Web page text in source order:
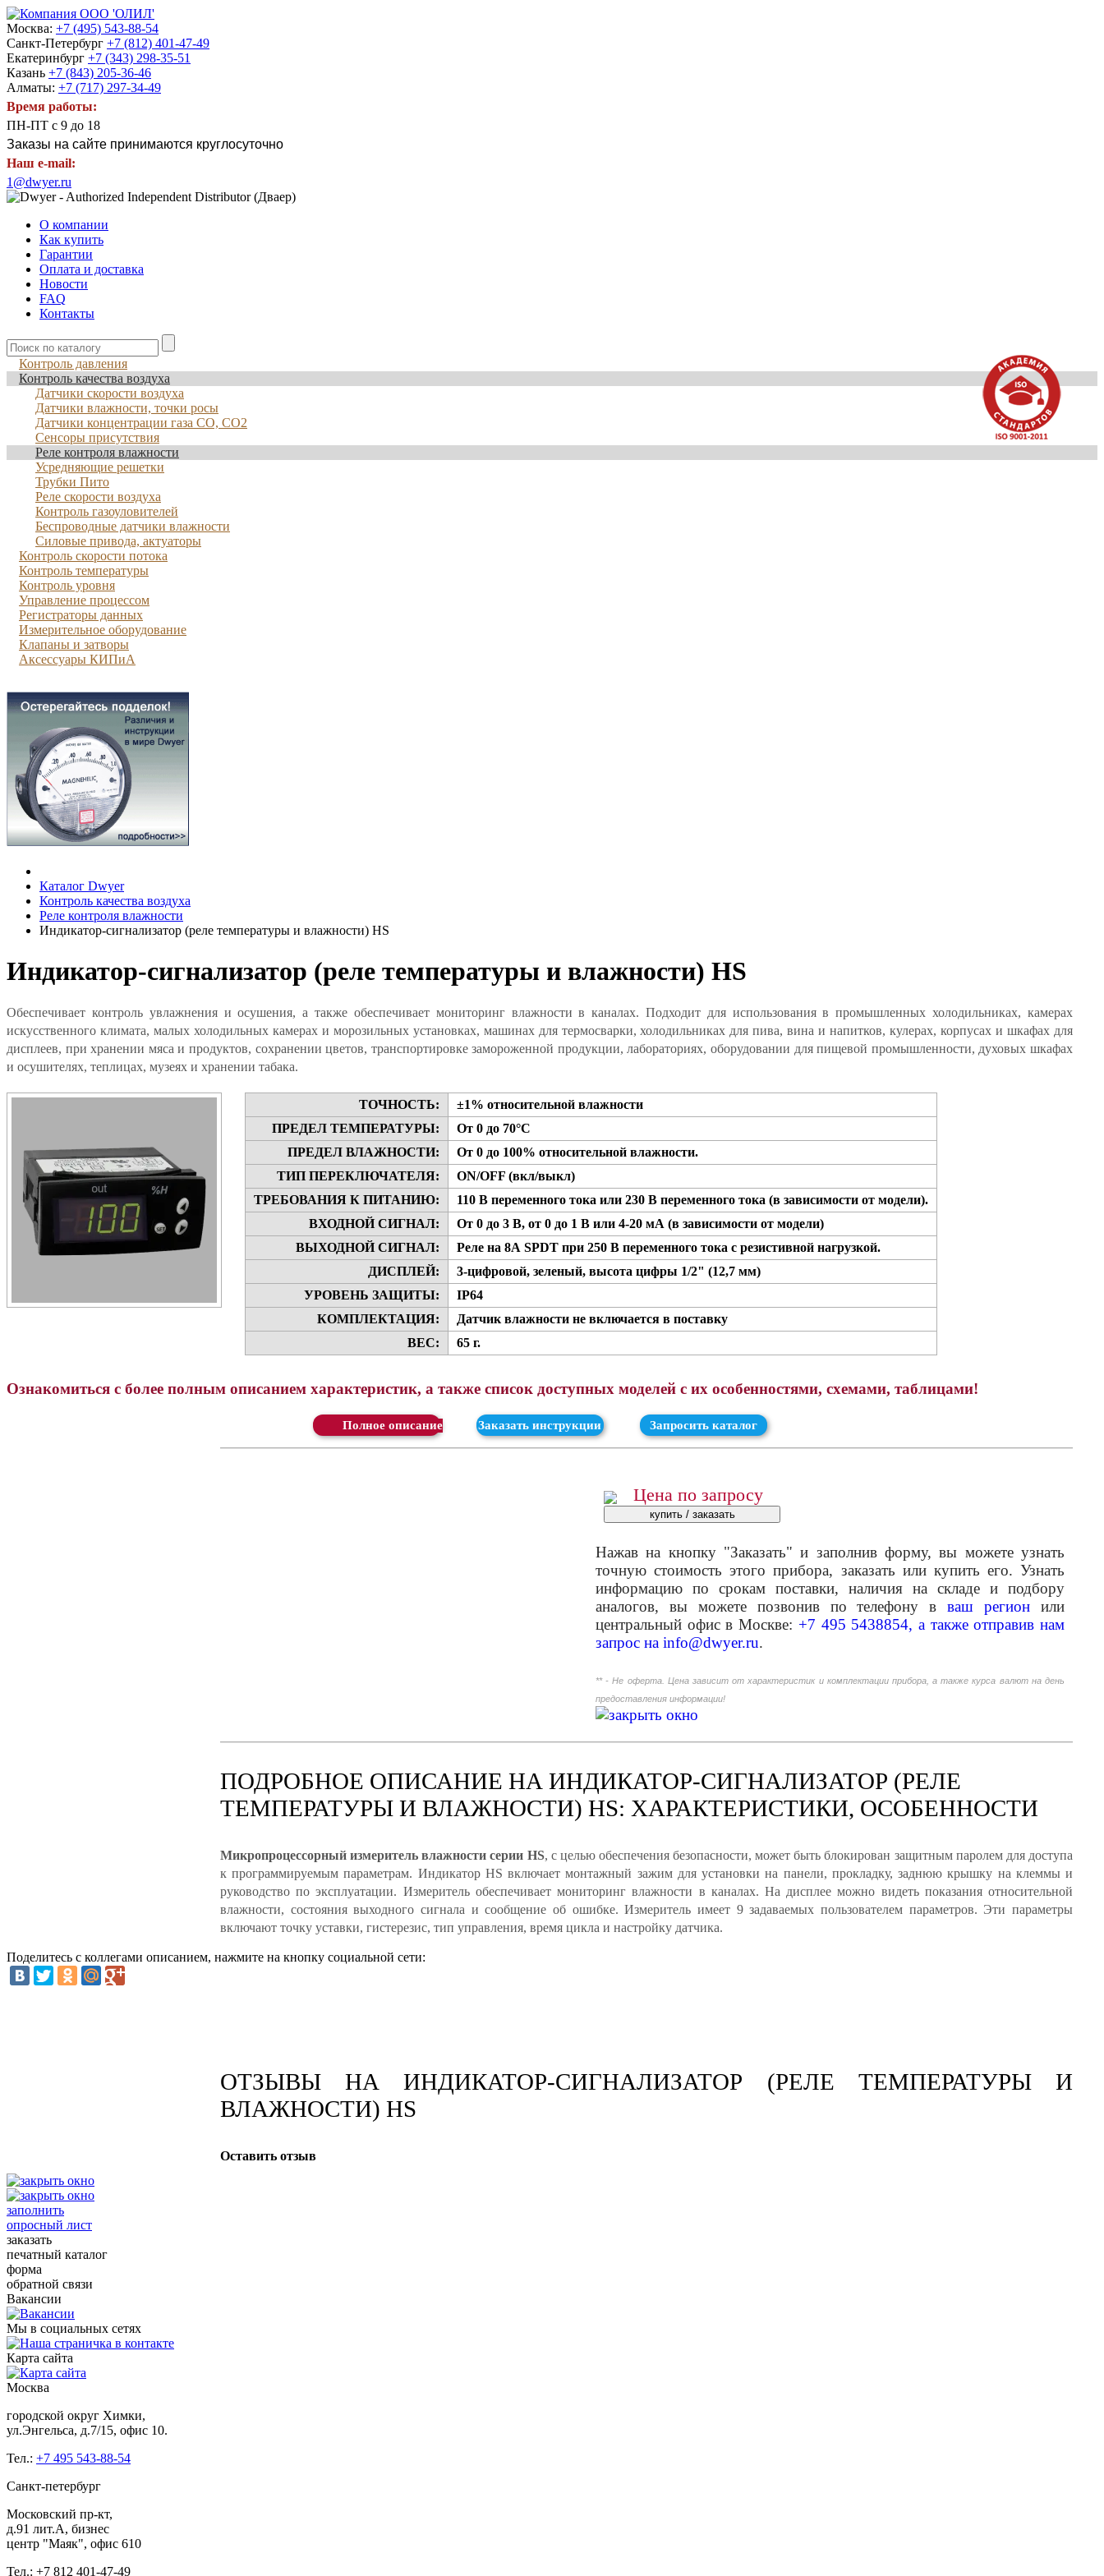
Москва: +7 (495) 543-88-54
Санкт-Петербург +7 (812) 401-47-49
Екатеринбург +7 (343) 298-35-51
Казань +7 (843) 205-36-46
Алматы: +7 (717) 297-34-49
Время работы:
ПН-ПТ с 9 до 18
Заказы на сайте принимаются круглосуточно
Наш e-mail:
1@dwyer.ru
О компании
Как купить
Гарантии
Оплата и доставка
Новости
FAQ
Контакты
Контроль давления
Контроль качества воздуха
Датчики скорости воздуха
Датчики влажности, точки росы
Датчики концентрации газа CO, CO2
Сенсоры присутствия
Реле контроля влажности
Усредняющие решетки
Трубки Пито
Реле скорости воздуха
Контроль газоуловителей
Беспроводные датчики влажности
Силовые привода, актуаторы
Контроль скорости потока
Контроль температуры
Контроль уровня
Управление процессом
Регистраторы данных
Измерительное оборудование
Клапаны и затворы
Аксессуары КИПиА
Каталог Dwyer
Контроль качества воздуха
Реле контроля влажности
Индикатор-сигнализатор (реле температуры и влажности) HS
Индикатор-сигнализатор (реле температуры и влажности) HS
Обеспечивает контроль увлажнения и осушения, а также обеспечивает мониторинг влажности в каналах. Подходит для использования в промышленных холодильниках, камерах
искусственного климата, малых холодильных камерах и морозильных установках, машинах для термосварки, холодильниках для пива, вина и напитков, кулерах, корпусах и шкафах для
дисплеев, при хранении мяса и продуктов, сохранении цветов, транспортировке замороженной продукции, лабораториях, оборудовании для пищевой промышленности, духовых шкафах
и осушителях, теплицах, музеях и хранении табака.
ТОЧНОСТЬ:
±1% относительной влажности
ПРЕДЕЛ ТЕМПЕРАТУРЫ:
От 0 до 70°С
ПРЕДЕЛ ВЛАЖНОСТИ:
От 0 до 100% относительной влажности.
ТИП ПЕРЕКЛЮЧАТЕЛЯ:
ON/OFF (вкл/выкл)
ТРЕБОВАНИЯ К ПИТАНИЮ:
110 В переменного тока или 230 В переменного тока (в зависимости от модели).
ВХОДНОЙ СИГНАЛ:
От 0 до 3 В, от 0 до 1 В или 4-20 мА (в зависимости от модели)
ВЫХОДНОЙ СИГНАЛ:
Реле на 8А SPDT при 250 В переменного тока с резистивной нагрузкой.
ДИСПЛЕЙ:
3-цифровой, зеленый, высота цифры 1/2" (12,7 мм)
УРОВЕНЬ ЗАЩИТЫ:
IP64
КОМПЛЕКТАЦИЯ:
Датчик влажности не включается в поставку
ВЕС:
65 г.
Ознакомиться с более полным описанием характеристик, а также список доступных моделей с их особенностями, схемами, таблицами!
Скачать Заказать инструкции Запросить каталог
Цена по запросу
Нажав на кнопку "Заказать" и заполнив форму, вы можете узнать
точную стоимость этого прибора, заказать или купить его. Узнать
информацию по срокам поставки, наличия на складе и подбору
аналогов, вы можете позвонив по телефону вваш регион или
центральный офис в Москве: +7 495 5438854, а также отправив нам
запрос наinfo@dwyer.ru.
** - Не оферта. Цена зависит от характеристик и комплектации прибора, а также курса валют на день
предоставления информации!
ПОДРОБНОЕ ОПИСАНИЕ НА ИНДИКАТОР-СИГНАЛИЗАТОР (РЕЛЕ
ТЕМПЕРАТУРЫ И ВЛАЖНОСТИ) HS: ХАРАКТЕРИСТИКИ, ОСОБЕННОСТИ
Микропроцессорный измеритель влажности серии HS, с целью обеспечения безопасности, может быть блокирован защитным паролем для доступа
к программируемым параметрам. Индикатор HS включает монтажный зажим для установки на панели, прокладку, заднюю крышку на клеммы и
руководство по эксплуатации. Измеритель обеспечивает мониторинг влажности в каналах. На дисплее можно видеть показания относительной
влажности, состояния выходного сигнала и сообщение об ошибке. Измеритель имеет 9 задаваемых пользователем параметров. Эти параметры
включают точку уставки, гистерезис, тип управления, время цикла и настройку датчика.
Поделитесь с коллегами описанием, нажмите на кнопку социальной сети:
ОТЗЫВЫ НА ИНДИКАТОР-СИГНАЛИЗАТОР (РЕЛЕ ТЕМПЕРАТУРЫ И
ВЛАЖНОСТИ) HS
Оставить отзыв
заполнить
опросный лист
заказать
печатный каталог
форма
обратной связи
Вакансии
Мы в социальных сетях
Карта сайта
Москва
городской округ Химки,
ул.Энгельса, д.7/15, офис 10.
Тел.: +7 495 543-88-54
Санкт-петербург
Московский пр-кт,
д.91 лит.А, бизнес
центр "Маяк", офис 610
Тел.: +7 812 401-47-49